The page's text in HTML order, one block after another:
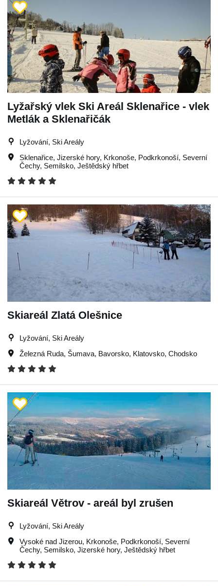
Lyžařský vlek Ski Areál Sklenařice - vlek
Metlák a Sklenařičák
Lyžování, Ski Areály
Sklenařice, Jizerské hory, Krkonoše, Podkrkonoší, Severní
Čechy, Semilsko, Ještědský hřbet
Skiareál Zlatá Olešnice
Lyžování, Ski Areály
Železná Ruda, Šumava, Bavorsko, Klatovsko, Chodsko
Skiareál Větrov - areál byl zrušen
Lyžování, Ski Areály
Vysoké nad Jizerou, Krkonoše, Podkrkonoší, Severní
Čechy, Semilsko, Jizerské hory, Ještědský hřbet